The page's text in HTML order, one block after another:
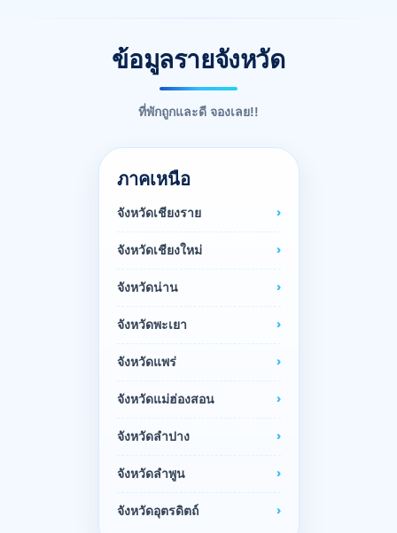
ข้อมูลรายจังหวัด
ที่พักถูกและดี จองเลย!!
ภาคเหนือ
จังหวัดเชียงราย
จังหวัดเชียงใหม่
จังหวัดน่าน
จังหวัดพะเยา
จังหวัดแพร่
จังหวัดแม่ฮ่องสอน
จังหวัดลำปาง
จังหวัดลำพูน
จังหวัดอุตรดิตถ์